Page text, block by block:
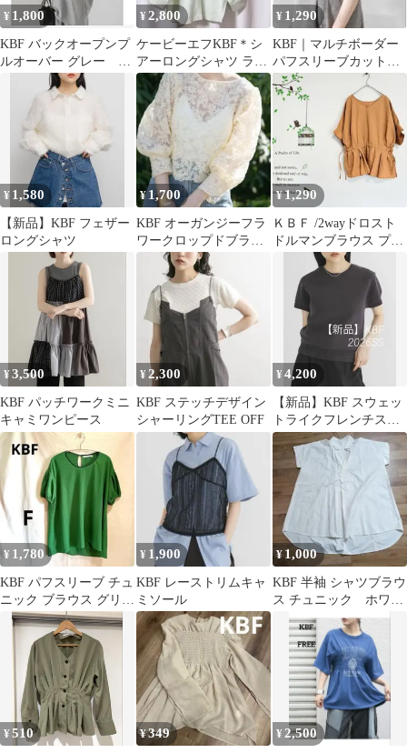
¥ 1,800
KBF バックオープンプ
ルオーバー グレー ア
ーバンリサーチ 体型
カバー
¥2,800
ケービーエフKBF＊シ
アーロングシャツ ライ
トグリーン 新品
¥ 1,290
KBF｜マルチボーダー
パフスリーブカットソ
ー
¥ 1,580
【新品】KBF フェザー
ロングシャツ
¥ 1,700
KBF オーガンジーフラ
ワークロップドブラウ
¥1,290
ＫＢＦ /2wayドロスト
ドルマンブラウス プル
オーバー ワンサイズ
¥3,500
KBF パッチワークミニ
キャミワンピース
¥2,300
KBF ステッチデザイン
シャーリングTEE OFF
¥4,200
【新品】KBF スウェッ
トライクフレンチスリ
ーブニット
¥ 1,780
KBF パフスリーブ チュ
ニック ブラウス グリー
ン トップス 半袖カーキ
¥ 1,900
KBF レーストリムキャ
ミソール
¥ 1,000
KBF 半袖 シャツブラウ
ス チュニック ホワイ
¥510 ¥349 ¥ 2,500